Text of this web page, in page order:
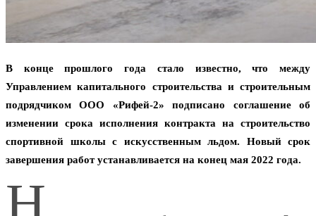
В конце прошлого года стало известно, что между
Управлением капитального строительства и строительным
подрядчиком ООО «Рифей-2» подписано соглашение об
изменении срока исполнения контракта на строительство
спортивной школы с искусственным льдом. Новый срок
завершения работ устанавливается на конец мая 2022 года.